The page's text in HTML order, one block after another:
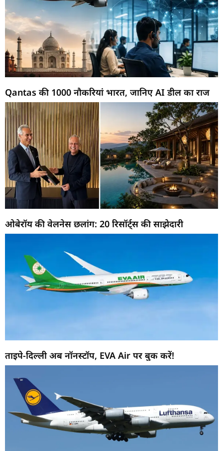
Qantas की 1000 नौकरियां भारत, जानिए AI डील का राज
ओबेरॉय की वेलनेस छलांग: 20 रिसॉर्ट्स की साझेदारी
ताइपे-दिल्ली अब नॉनस्टॉप, EVA Air पर बुक करें!